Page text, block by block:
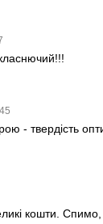
- твердість
кошти. Спимо,